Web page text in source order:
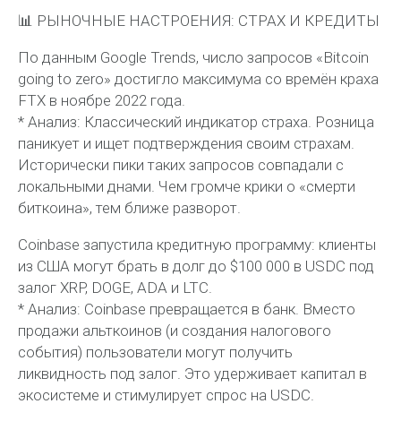
📊 РЫНОЧНЫЕ НАСТРОЕНИЯ: СТРАХ И КРЕДИТЫ
По данным Google Trends, число запросов «Bitcoin
going to zero» достигло максимума со времён краха
FTX в ноябре 2022 года.
* Анализ: Классический индикатор страха. Розница
паникует и ищет подтверждения своим страхам.
Исторически пики таких запросов совпадали с
локальными днами. Чем громче крики о «смерти
биткоина», тем ближе разворот.
Coinbase запустила кредитную программу: клиенты
из США могут брать в долг до $100 000 в USDC под
залог XRP, DOGE, ADA и LTC.
* Анализ: Coinbase превращается в банк. Вместо
продажи альткоинов (и создания налогового
события) пользователи могут получить
ликвидность под залог. Это удерживает капитал в
экосистеме и стимулирует спрос на USDC.